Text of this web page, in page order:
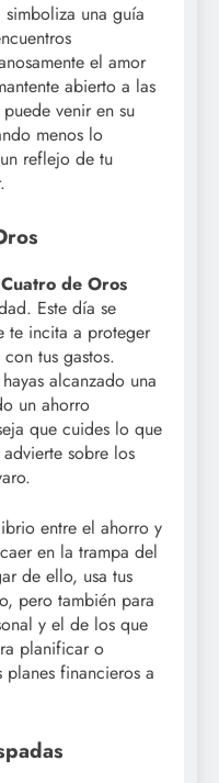
simboliza una guía
el amor
abierto a las
venir en su
menos lo
reflejo de tu
de Oros
Este día se
te incita a proteger
tus gastos.
alcanzado una
un ahorro
que cuides lo que
sobre los
entre el ahorro y
en la trampa del
de ello, usa tus
pero también para
y el de los que
planificar o
planes financieros a